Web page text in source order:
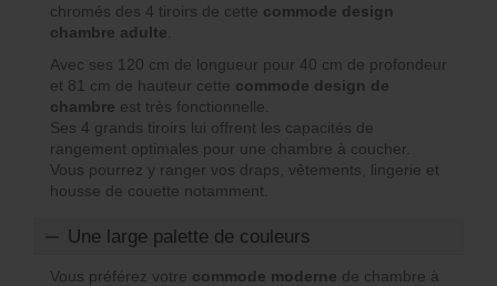
chromés des 4 tiroirs de cette commode design
chambre adulte
Avec ses 120 cm de longueur pour 40 cm de profondeur
et 81 cm de hauteur cette commode design de
chambre est très fonctionnelle.
Ses 4 grands tiroirs lui offrent les capacités de
rangement optimales pour une chambre à coucher.
Vous pourrez y ranger vos draps, vêtements, lingerie et
housse de couette notamment.
Une large palette de couleurs
Vous préférez votre commode moderne de chambre à